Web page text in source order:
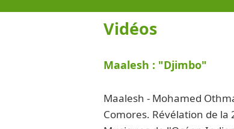
Vidéos
Maalesh : "Djimbo"
Maalesh - Mohamed
Comores. Révélation de